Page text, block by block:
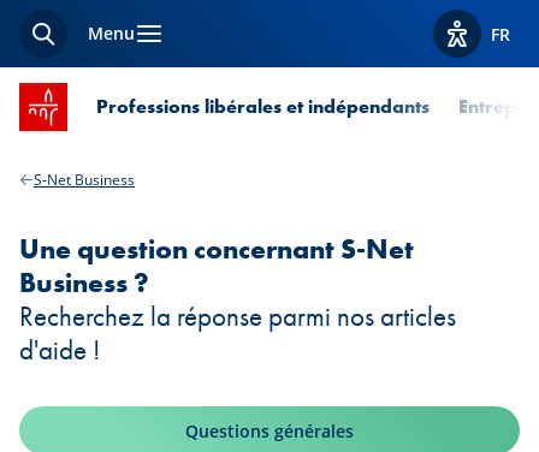
Recherche
Menu Afficher
FR
Accueil SPUERKEESS
Professions libérales et indépendants
S-Net Business
Une question concernant S-Net
Business ?
Recherchez la réponse parmi nos articles
d'aide !
Questions générales